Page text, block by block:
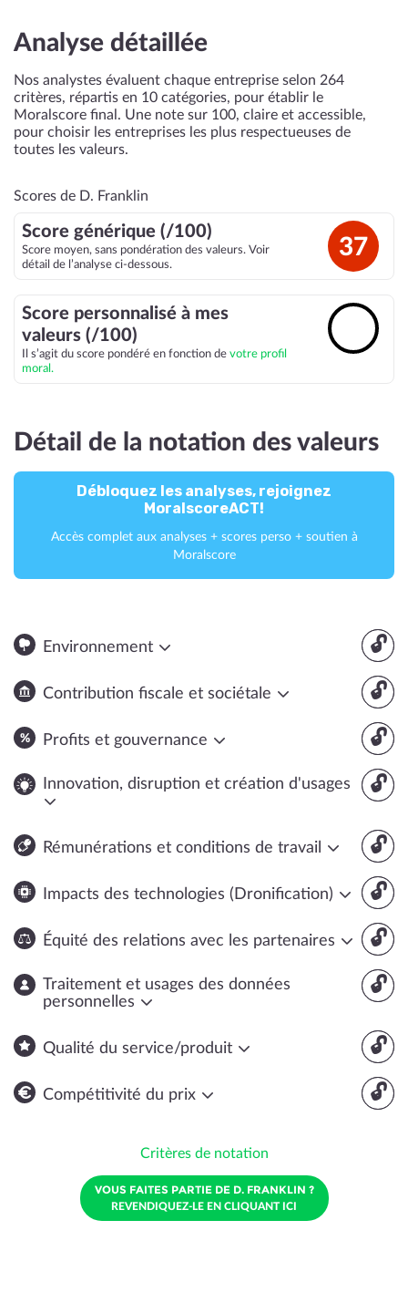
Analyse détaillée
Nos analystes évaluent chaque entreprise selon 264
critères, répartis en 10 catégories, pour établir le
Moralscore final. Une note sur 100, claire et accessible,
pour choisir les entreprises les plus respectueuses de
toutes les valeurs.
Scores de D. Franklin
Score générique (/100)
Score moyen, sans pondération des valeurs. Voir
détail de l’analyse ci-dessous.
37
Score personnalisé à mes
valeurs (/100)
Il s’agit du score pondéré en fonction de votre profil
moral.
Détail de la notation des valeurs
Débloquez les analyses, rejoignez
MoralscoreACT!
Accès complet aux analyses + scores perso + soutien à
Moralscore
🔓
Environnement
🔓
Contribution fiscale et sociétale
🔓
Profits et gouvernance
🔓
Innovation, disruption et création d'usages
🔓
Rémunérations et conditions de travail
🔓
Impacts des technologies (Dronification)
🔓
Équité des relations avec les partenaires
🔓
Traitement et usages des données
personnelles
🔓
Qualité du service/produit
🔓
Compétitivité du prix
Critères de notation
VOUS FAITES PARTIE DE D. FRANKLIN ?
REVENDIQUEZ-LE EN CLIQUANT ICI